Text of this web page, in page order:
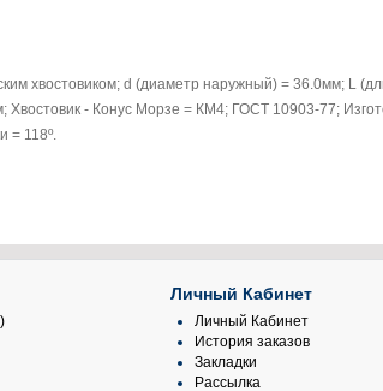
хвостовиком; d (диаметр наружный) = 36.0мм; L
- Конус Морзе = КМ4; ГОСТ 10903-77;
= 118º.
Личный Кабинет
Личный Кабинет
История заказов
Закладки
Рассылка